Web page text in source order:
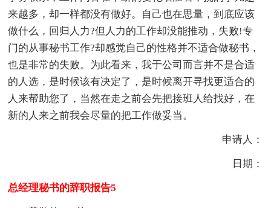
来越多，却一样都没有做好。自己也在思量，到底应该
做什么，回归人力?但人力的工作却没能推动，失败!专
门的从事秘书工作?却感觉自己的性格并不适合做秘书，
也是非常的失败。为此看来，我于公司而言并不是合适
的人选，是时候该有决定了，是时候离开寻找更适合的
人来帮助您了，当然在走之前会先把接班人给找好，在
新的人来之前我会尽量的把工作做妥当。
申请人：
日期：
总经理秘书的辞职报告5